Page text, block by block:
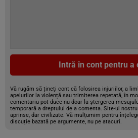
Intră în cont pentru a
Vă rugăm să țineți cont că folosirea injuriilor, a
apelurilor la violență sau trimiterea repetată, în
comentariu pot duce nu doar la ștergerea
temporară a dreptului de a comenta. Site-ul
aprinse, dar civilizate. Vă mulțumim pentru
discuție bazată pe argumente, nu pe atacuri.